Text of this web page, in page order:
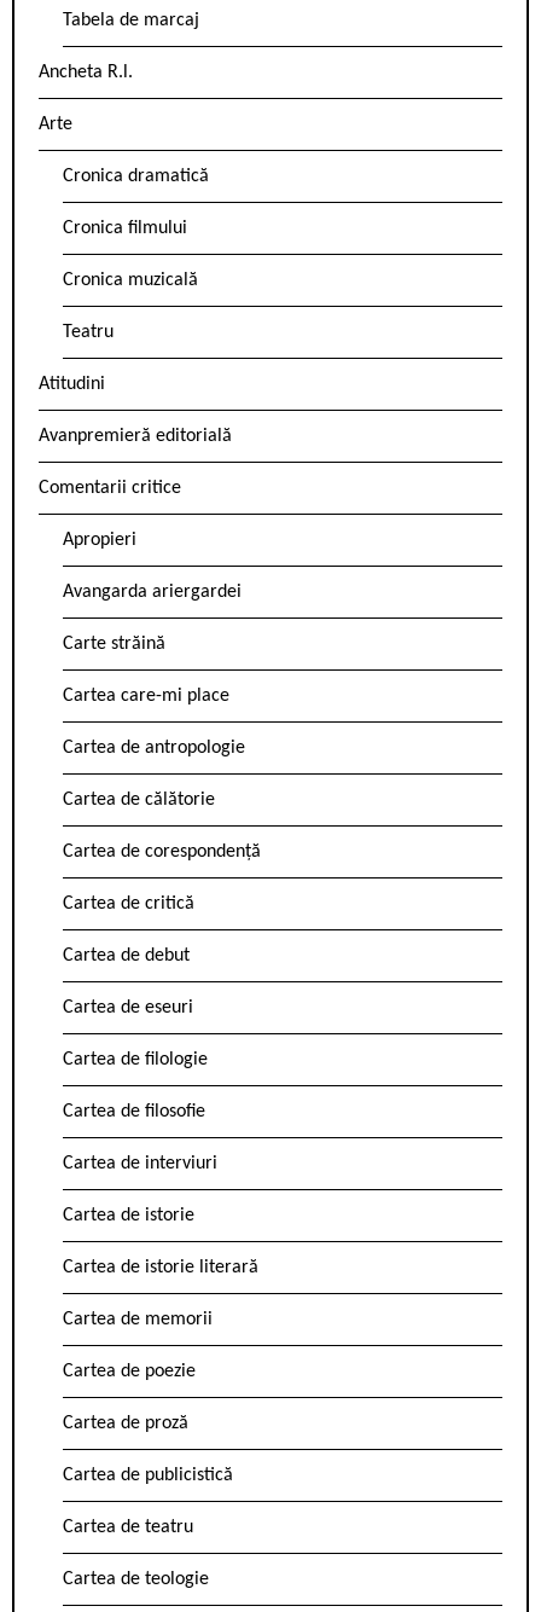
Tabela de marcaj
Ancheta R.l.
Arte
Cronica dramatică
Cronica filmului
Cronica muzicală
Teatru
Atitudini
Avanpremieră editorială
Comentarii critice
Apropieri
Avangarda ariergardei
Carte străină
Cartea care-mi place
Cartea de antropologie
Cartea de călătorie
Cartea de corespondență
Cartea de critică
Cartea de debut
Cartea de eseuri
Cartea de filologie
Cartea de filosofie
Cartea de interviuri
Cartea de istorie
Cartea de istorie literară
Cartea de memorii
Cartea de poezie
Cartea de proză
Cartea de publicistică
Cartea de teatru
Cartea de teologie